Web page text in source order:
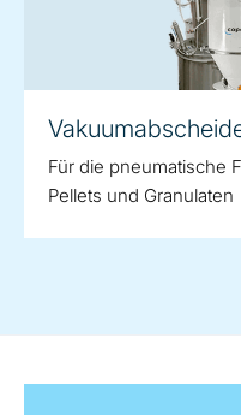
Für die pneumatische
Pellets und Granulaten